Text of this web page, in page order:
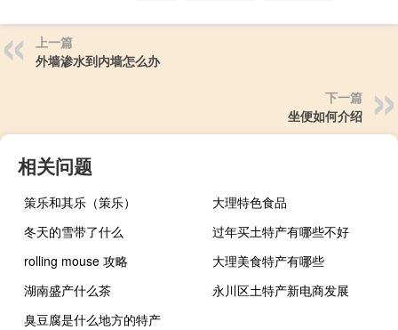
上一篇
外墙渗水到内墙怎么办
下一篇
坐便如何介绍
相关问题
策乐和其乐（策乐）
大理特色食品
冬天的雪带了什么
过年买土特产有哪些不好
rolling mouse 攻略
大理美食特产有哪些
湖南盛产什么茶
永川区土特产新电商发展
臭豆腐是什么地方的特产